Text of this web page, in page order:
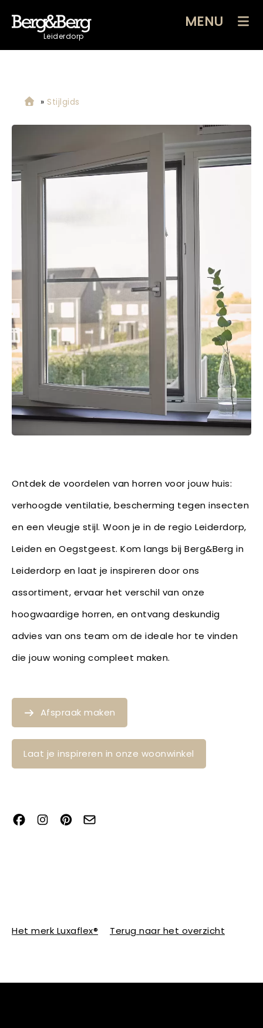
Leiderdorp
MENU
» Stijlgids
Ontdek de voordelen van horren voor jouw huis:
verhoogde ventilatie, bescherming tegen insecten
en een vleugje stijl. Woon je in de regio Leiderdorp,
Leiden en Oegstgeest. Kom langs bij Berg&Berg in
Leiderdorp en laat je inspireren door ons
assortiment, ervaar het verschil van onze
hoogwaardige horren, en ontvang deskundig
advies van ons team om de ideale hor te vinden
die jouw woning compleet maken.
Afspraak maken
Laat je inspireren in onze woonwinkel
Het merk Luxaflex® Terug naar het overzicht